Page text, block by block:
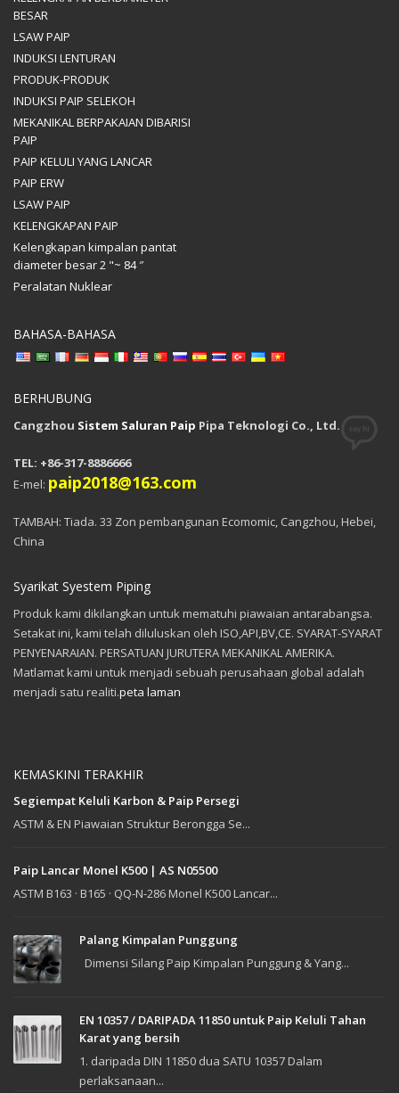
BESAR
LSAW PAIP
INDUKSI LENTURAN
PRODUK-PRODUK
INDUKSI PAIP SELEKOH
MEKANIKAL BERPAKAIAN DIBARISI
PAIP
PAIP KELULI YANG LANCAR
PAIP ERW
LSAW PAIP
KELENGKAPAN PAIP
Kelengkapan kimpalan pantat
diameter besar 2 "~ 84 ″
Peralatan Nuklear
BAHASA-BAHASA
BERHUBUNG
Cangzhou Sistem Saluran Paip Pipa Teknologi Co., Ltd.
TEL: +86-317-8886666
E-mel: paip2018@163.com
TAMBAH: Tiada. 33 Zon pembangunan Ecomomic, Cangzhou, Hebei,
China
Syarikat Syestem Piping
Produk kami dikilangkan untuk mematuhi piawaian antarabangsa.
Setakat ini, kami telah diluluskan oleh ISO,API,BV,CE. SYARAT-SYARAT
PENYENARAIAN. PERSATUAN JURUTERA MEKANIKAL AMERIKA.
Matlamat kami untuk menjadi sebuah perusahaan global adalah
menjadi satu realiti.peta laman
KEMASKINI TERAKHIR
Segiempat Keluli Karbon & Paip Persegi
ASTM & EN Piawaian Struktur Berongga Se...
Paip Lancar Monel K500 | AS N05500
ASTM B163 · B165 · QQ-N-286 Monel K500 Lancar...
Palang Kimpalan Punggung
Dimensi Silang Paip Kimpalan Punggung & Yang...
EN 10357 / DARIPADA 11850 untuk Paip Keluli Tahan
Karat yang bersih
1. daripada DIN 11850 dua SATU 10357 Dalam
perlaksanaan...